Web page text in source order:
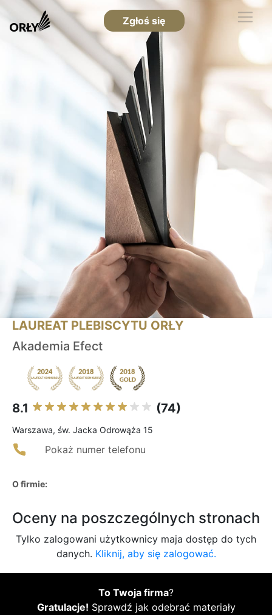
Zgłoś się
LAUREAT PLEBISCYTU ORŁY
Akademia Efect
8.1 (74)
Warszawa, św. Jacka Odrowąża 15
Pokaż numer telefonu
O firmie:
Oceny na poszczególnych stronach
Tylko zalogowani użytkownicy maja dostęp do tych
danych. Kliknij, aby się zalogować.
To Twoja firma?
Gratulacje! Sprawdź jak odebrać materiały